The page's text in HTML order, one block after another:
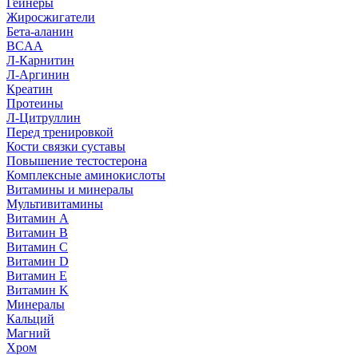
Гейнеры
Жиросжигатели
Бета-аланин
BCAA
Л-Карнитин
Л-Аргинин
Креатин
Протеины
Л-Цитруллин
Перед тренировкой
Кости связки суставы
Повышение тестостерона
Комплексные аминокислоты
Витамины и минералы
Мультивитамины
Витамин A
Витамин B
Витамин C
Витамин D
Витамин E
Витамин K
Минералы
Кальций
Магний
Хром